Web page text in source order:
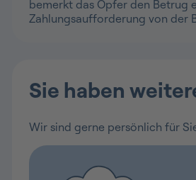
bemerkt das Opfer den Betrug
Zahlungsaufforderung von der
Sie haben
Wir sind gerne persönlich für